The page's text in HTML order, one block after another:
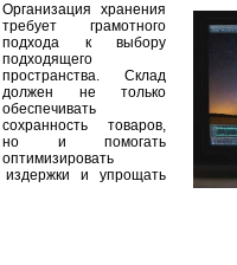
Организация хранения
требует грамотного
подхода к выбору
подходящего
пространства. Склад
должен не только
обеспечивать
сохранность товаров,
но и помогать
оптимизировать
издержки и упрощать